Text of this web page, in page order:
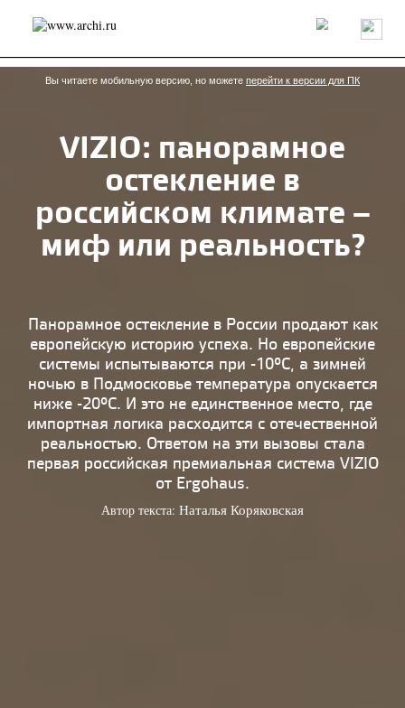
Россия Мир Технологии Интерьер Пресса
Архитекторы
Проекты
Конкурсы События Книги Вакансии
send.project Анонсы конкурсов
Блог
Исследование
Объект
Результаты конкурса
Репортаж
Рецензия Архитектура
Выставка
Дизайн
Книги
Наследие Образование
Урбанистика
Вы читаете мобильную версию, но можете перейти к версии для ПК
VIZIO: панорамное
остекление в
российском климате –
миф или реальность?
Панорамное остекление в России продают как
европейскую историю успеха. Но европейские
системы испытываются при -10°C, а зимней
ночью в Подмосковье температура опускается
ниже -20°C. И это не единственное место, где
импортная логика расходится с отечественной
реальностью. Ответом на эти вызовы стала
первая российская премиальная система VIZIO
от Ergohaus.
Автор текста: Наталья Коряковская